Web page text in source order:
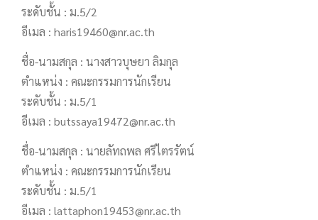
ระดับชั้น : ม.5/2
อีเมล : haris19460@nr.ac.th
ชื่อ-นามสกุล : นางสาวบุษยา ลิมกุล
ตำแหน่ง : คณะกรรมการนักเรียน
ระดับชั้น : ม.5/1
อีเมล : butssaya19472@nr.ac.th
ชื่อ-นามสกุล : นายลัทถพล ศรีไตรรัตน์
ตำแหน่ง : คณะกรรมการนักเรียน
ระดับชั้น : ม.5/1
อีเมล : lattaphon19453@nr.ac.th